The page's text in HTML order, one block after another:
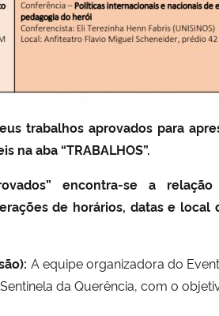
trabalhos aprovados para
na aba “TRABALHOS”.
encontra-se a
de horários, datas e
A equipe organizadora do
da Querência, com o